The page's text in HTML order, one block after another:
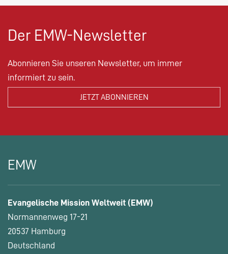
Der EMW-Newsletter
Abonnieren Sie unseren Newsletter, um immer
informiert zu sein.
EMW
Evangelische Mission Weltweit (EMW)
Normannenweg 17-21
20537 Hamburg
Deutschland